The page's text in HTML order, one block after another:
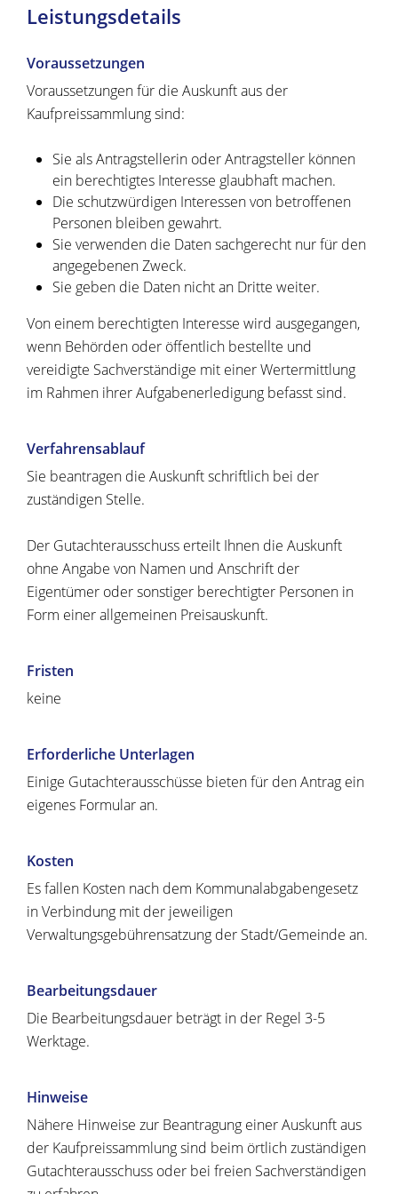
Leistungsdetails
Voraussetzungen
Voraussetzungen für die Auskunft aus der
Kaufpreissammlung sind:
Sie als Antragstellerin oder Antragsteller können
ein berechtigtes Interesse glaubhaft machen.
Die schutzwürdigen Interessen von betroffenen
Personen bleiben gewahrt.
Sie verwenden die Daten sachgerecht nur für den
angegebenen Zweck.
Sie geben die Daten nicht an Dritte weiter.
Von einem berechtigten Interesse wird ausgegangen,
wenn Behörden oder öffentlich bestellte und
vereidigte Sachverständige mit einer Wertermittlung
im Rahmen ihrer Aufgabenerledigung befasst sind.
Verfahrensablauf
Sie beantragen die Auskunft schriftlich bei der
zuständigen Stelle.
Der Gutachterausschuss erteilt Ihnen die Auskunft
ohne Angabe von Namen und Anschrift der
Eigentümer oder sonstiger berechtigter Personen in
Form einer allgemeinen Preisauskunft.
Fristen
keine
Erforderliche Unterlagen
Einige Gutachterausschüsse bieten für den Antrag ein
eigenes Formular an.
Kosten
Es fallen Kosten nach dem Kommunalabgabengesetz
in Verbindung mit der jeweiligen
Verwaltungsgebührensatzung der Stadt/Gemeinde an.
Bearbeitungsdauer
Die Bearbeitungsdauer beträgt in der Regel 3-5
Werktage.
Hinweise
Nähere Hinweise zur Beantragung einer Auskunft aus
der Kaufpreissammlung sind beim örtlich zuständigen
Gutachterausschuss oder bei freien Sachverständigen